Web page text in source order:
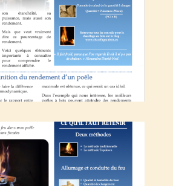
allumer mon feu